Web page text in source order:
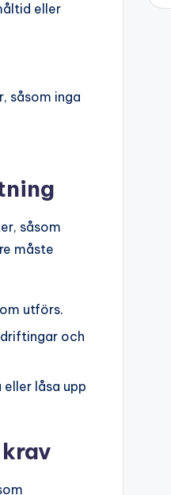
eller
såsom inga
såsom
måste
utförs.
och
låsa upp